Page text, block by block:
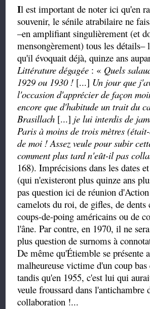
Il est important de noterici qu'en
souvenir, le sénile atrabilaire ne
–en amplifiant singulièrement (et
mensongèrement) tous les détails–
qu'il évoquait déjà, quinze ans
Littérature dégagée : « Quels
1929 ou 1930 ! [...] Un jour que
l'occasion d'apprécier de façon
encore que d'habitude un trait du
Brasillach [...] je lui interdis de
Paris à moins de trois mètres
de moi ! Assez veule pour subir
comment plus tard n'eût-il pas
168). Imprécisions dans les dates
(qui n'existeront plus quinze ans
pas question ici de réunion
camelots du roi, de gifles, de dents
coups-de-poing américains ou de
l'âne. Par contre, en 1970, il ne
plus question de surnoms à
De même qu'Étiemble se présente
malheureuse victime d'un coup
tandis qu'en 1955, c'est lui qui
veule froussard dans l'antichambre
collaboration !...